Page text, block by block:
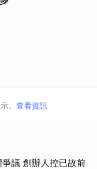
。 查看資訊
議 創辦人控已故前